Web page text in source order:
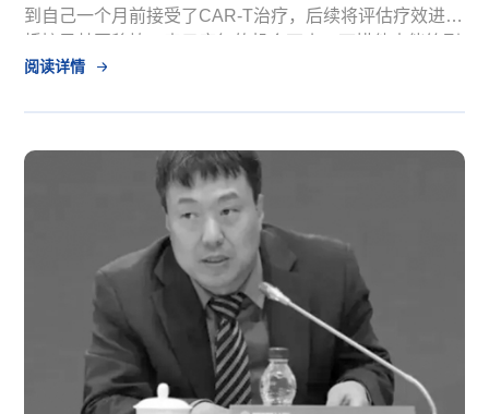
到自己一个月前接受了CAR-T治疗，后续将评估疗效进行
奇迹。
阅读详情